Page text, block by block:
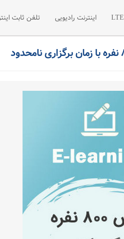
LTE
اینترنت LTE
اینترنت رادیویی
اینترنت رادیویی اختصاصی
تلفن ثابت
تلفن
درخواست
مطالب